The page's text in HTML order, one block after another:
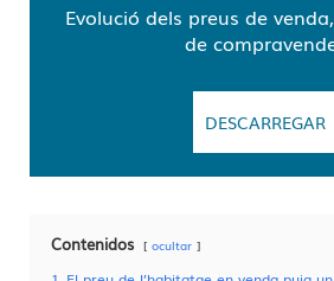
Evolució dels preus de
de
DESCARREGAR
Contenidos ocultar